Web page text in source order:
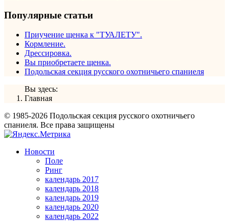
Популярные статьи
Приучение щенка к "ТУАЛЕТУ".
Кормление.
Дрессировка.
Вы приобретаете щенка.
Подольская секция русского охотничьего спаниеля
Вы здесь:
Главная
© 1985-2026 Подольская секция русского охотничьего
спаниеля. Все права защищены
Новости
Поле
Ринг
календарь 2017
календарь 2018
календарь 2019
календарь 2020
календарь 2022